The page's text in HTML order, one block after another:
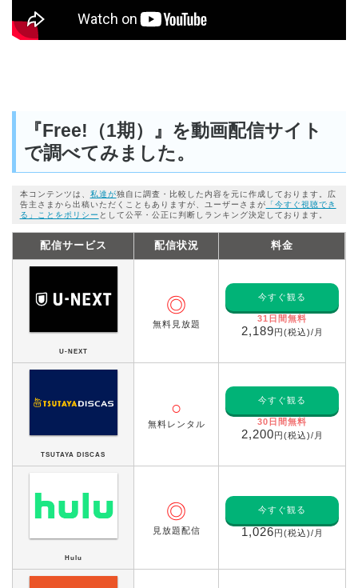
『Free!（1期）』を動画配信サイト
で調べてみました。
本コンテンツは、 私達が独自に調査・比較した内容を元に作成しております。広
告主さまから出稿いただくこともありますが、ユーザーさまが 「今すぐ視聴でき
る」ことをポリシー として公平・公正に判断しランキング決定しております。
配信サービス 配信状況 料金
U-NEXT
◎
無料見放題
今すぐ観る
31日間無料
2,189円(税込)/月
TSUTAYA DISCAS
○
無料レンタル
今すぐ観る
30日間無料
2,200円(税込)/月
Hulu
◎
見放題配信
今すぐ観る
1,026円(税込)/月